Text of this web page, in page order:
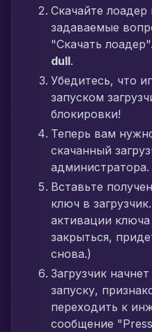
Скачайте лоадер
задаваемые
"Скачать лоадер".
dull.
Убедитесь, что
запуском
блокировки!
Теперь вам
скачанный
администратора.
Вставьте
ключ в
активации
закрыться,
снова.)
Загрузчик
запуску,
переходить к
сообщение